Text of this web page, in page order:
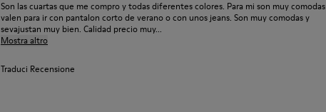
Son las cuartas que me compro y todas diferentes colores. Para mi son muy comodas
valen para ir con pantalon corto de verano o con unos jeans. Son muy comodas y
sevajustan muy bien. Calidad precio muy...
Mostra altro
Traduci Recensione